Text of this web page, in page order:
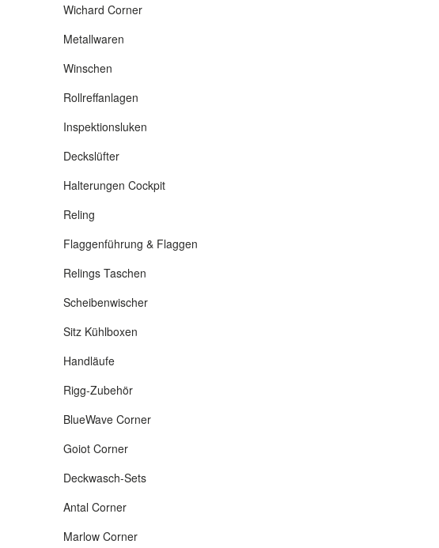
Wichard Corner
Metallwaren
Winschen
Rollreffanlagen
Inspektionsluken
Deckslüfter
Halterungen Cockpit
Reling
Flaggenführung & Flaggen
Relings Taschen
Scheibenwischer
Sitz Kühlboxen
Handläufe
Rigg-Zubehör
BlueWave Corner
Goiot Corner
Deckwasch-Sets
Antal Corner
Marlow Corner